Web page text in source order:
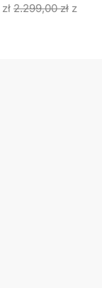
zł 2.299,00zł z